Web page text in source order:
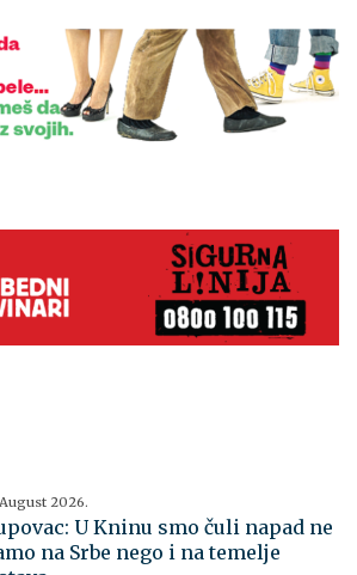
2026.
U Kninu smo čuli napad ne
na Srbe nego i na temelje